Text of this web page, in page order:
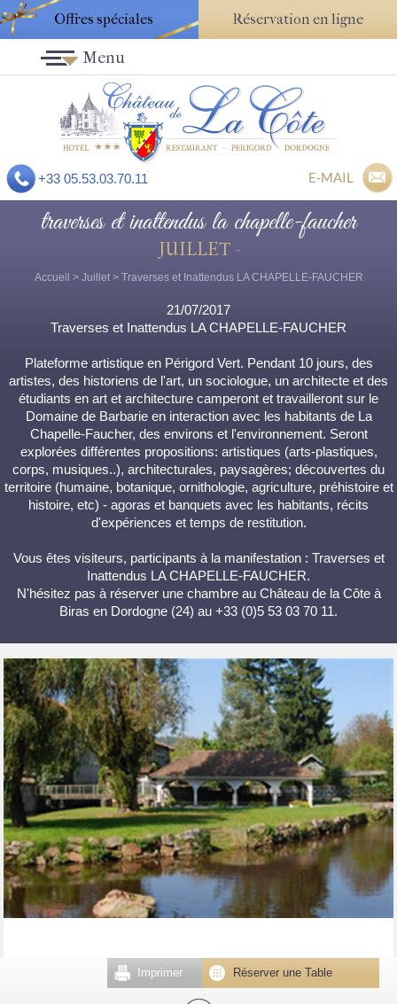
Offres spéciales Réservation en ligne
+33 05.53.03.70.11 E-MAIL
Menu
traverses et inattendus la chapelle-faucher
JUILLET -
Accueil > Juillet> Traverses et Inattendus LA CHAPELLE-FAUCHER
21/07/2017
Traverses et Inattendus LA CHAPELLE-FAUCHER
Plateforme artistique en Périgord Vert. Pendant 10 jours, des
artistes, des historiens de l'art, un sociologue, un architecte et des
étudiants en art et architecture camperont et travailleront sur le
Domaine de Barbarie en interaction avec les habitants de La
Chapelle-Faucher, des environs et l'environnement. Seront
explorées différentes propositions: artistiques (arts-plastiques,
corps, musiques..), architecturales, paysagères; découvertes du
territoire (humaine, botanique, ornithologie, agriculture, préhistoire et
histoire, etc) - agoras et banquets avec les habitants, récits
d'expériences et temps de restitution.
Vous êtes visiteurs, participants à la manifestation : Traverses et
Inattendus LA CHAPELLE-FAUCHER.
N'hésitez pas à réserver une chambre au Château de la Côte à
Biras en Dordogne (24) au +33 (0)5 53 03 70 11.
Réserver une Table
Imprimer